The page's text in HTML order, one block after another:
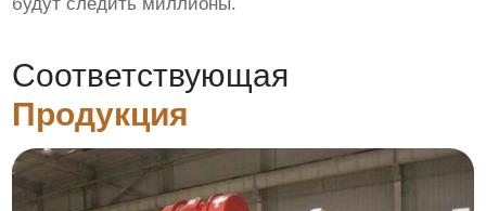
Соответствующая
Продукция